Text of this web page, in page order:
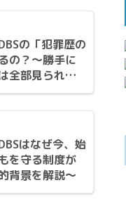
の「犯罪歴の
の？〜勝手に
全部見られ
はなぜ今、始
を守る制度が
背景を解説〜